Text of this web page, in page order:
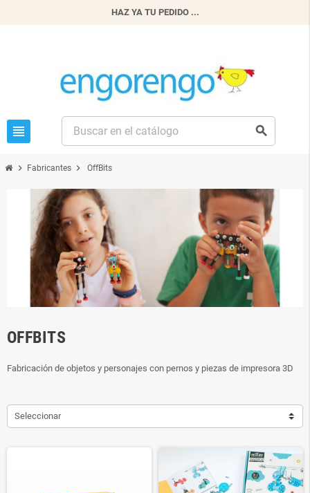
HAZ YA TU PEDIDO ...
view_headline search
chevron_right Fabricantes chevron_right OffBits
OFFBITS
Fabricación de objetos y personajes con pernos y piezas de impresora 3D
Seleccionar